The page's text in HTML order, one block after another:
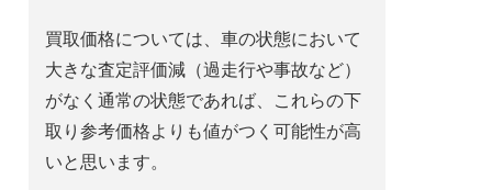
買取価格については、車の状態において
大きな査定評価減（過走行や事故など）
がなく通常の状態であれば、これらの下
取り参考価格よりも値がつく可能性が高
いと思います。